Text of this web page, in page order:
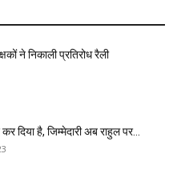
ने निकाली प्रतिरोध रैली
दिया है, जिम्मेदारी अब राहुल पर...